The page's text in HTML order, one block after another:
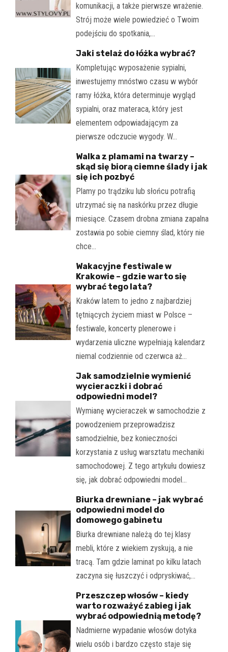
komunikacji, a także pierwsze wrażenie.
Strój może wiele powiedzieć o Twoim
podejściu do spotkania,…
Jaki stelaż do łóżka wybrać?
Kompletując wyposażenie sypialni,
inwestujemy mnóstwo czasu w wybór
ramy łóżka, która determinuje wygląd
sypialni, oraz materaca, który jest
elementem odpowiadającym za
pierwsze odczucie wygody. W…
Walka z plamami na twarzy –
skąd się biorą ciemne ślady i jak
się ich pozbyć
Plamy po trądziku lub słońcu potrafią
utrzymać się na naskórku przez długie
miesiące. Czasem drobna zmiana zapalna
zostawia po sobie ciemny ślad, który nie
chce…
Wakacyjne festiwale w
Krakowie – gdzie warto się
wybrać tego lata?
Kraków latem to jedno z najbardziej
tętniących życiem miast w Polsce –
festiwale, koncerty plenerowe i
wydarzenia uliczne wypełniają kalendarz
niemal codziennie od czerwca aż…
Jak samodzielnie wymienić
wycieraczki i dobrać
odpowiedni model?
Wymianę wycieraczek w samochodzie z
powodzeniem przeprowadzisz
samodzielnie, bez konieczności
korzystania z usług warsztatu mechaniki
samochodowej. Z tego artykułu dowiesz
się, jak dobrać odpowiedni model…
Biurka drewniane – jak wybrać
odpowiedni model do
domowego gabinetu
Biurka drewniane należą do tej klasy
mebli, które z wiekiem zyskują, a nie
tracą. Tam gdzie laminat po kilku latach
zaczyna się łuszczyć i odpryskiwać,…
Przeszczep włosów – kiedy
warto rozważyć zabieg i jak
wybrać odpowiednią metodę?
Nadmierne wypadanie włosów dotyka
wielu osób i bardzo często staje się